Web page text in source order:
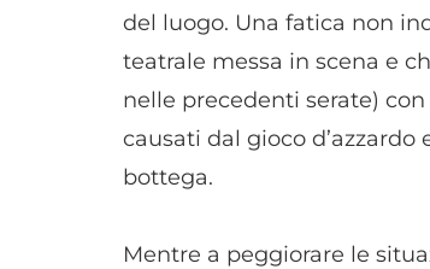
del luogo. Una fatica non
teatrale messa in scena e
nelle precedenti serate)
causati dal gioco
bottega.
Mentre a peggiorare le